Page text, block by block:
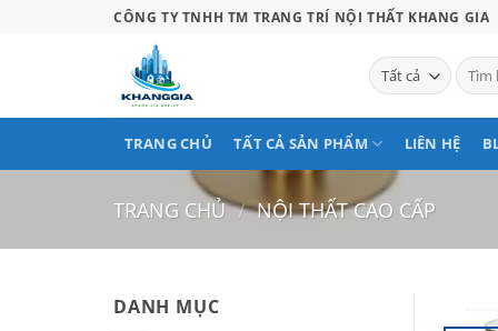
CÔNG TY TNHH TM TRANG TRÍ NỘI THẤT KHANG GIA
Tìm
kiếm:
TRANG CHỦ TẤT CẢ SẢN PHẨM LIÊN HỆ
TRANG CHỦ / NỘI THẤT CAO CẤP
DANH MỤC